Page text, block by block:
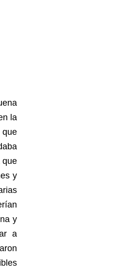
la
que
y
y
a